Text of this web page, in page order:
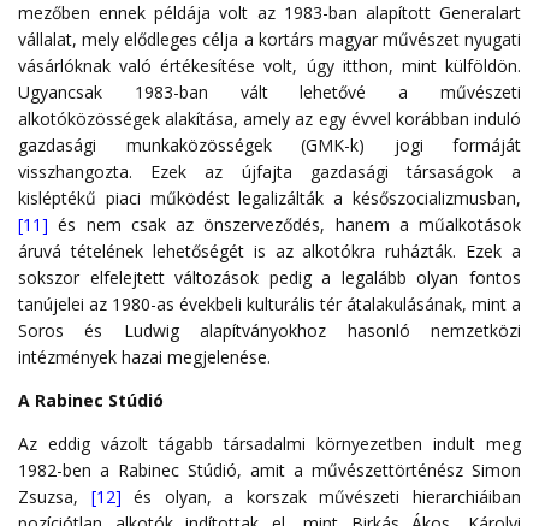
mezőben ennek példája volt az 1983-ban alapított Generalart
vállalat, mely elődleges célja a kortárs magyar művészet nyugati
vásárlóknak való értékesítése volt, úgy itthon, mint külföldön.
Ugyancsak 1983-ban vált lehetővé a művészeti
alkotóközösségek alakítása, amely az egy évvel korábban induló
gazdasági munkaközösségek (GMK-k) jogi formáját
visszhangozta. Ezek az újfajta gazdasági társaságok a
kisléptékű piaci működést legalizálták a későszocializmusban,
[11] és nem csak az önszerveződés, hanem a műalkotások
áruvá tételének lehetőségét is az alkotókra ruházták. Ezek a
sokszor elfelejtett változások pedig a legalább olyan fontos
tanújelei az 1980-as évekbeli kulturális tér átalakulásának, mint a
Soros és Ludwig alapítványokhoz hasonló nemzetközi
intézmények hazai megjelenése.
A Rabinec Stúdió
Az eddig vázolt tágabb társadalmi környezetben indult meg
1982-ben a Rabinec Stúdió, amit a művészettörténész Simon
Zsuzsa, [12] és olyan, a korszak művészeti hierarchiáiban